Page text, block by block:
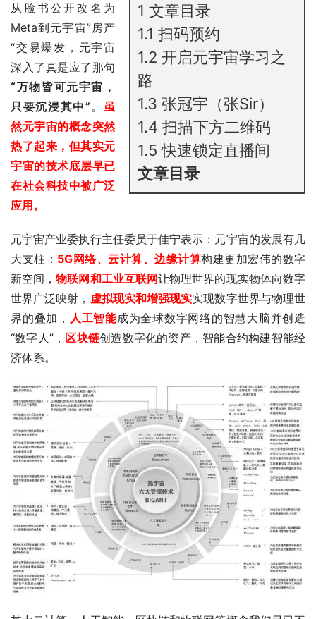
1 文章目录
1.1 扫码预约
1.2 开启元宇宙学习之
路
1.3 张冠宇（张Sir）
1.4 扫描下方二维码
1.5 快速锁定直播间
文章目录
从脸书公开改名为
Meta到元宇宙”房产
“交易爆发，元宇宙
深入了真是应了那句
“万物皆可元宇宙，
只要沉浸其中”。 虽
然元宇宙的概念突然
热了起来，但其实元
宇宙的技术底层早已
在社会科技中被广泛
应用。
元宇宙产业委执行主任委员于佳宁表示：元宇宙的发展有几
大支柱： 5G网络、云计算、边缘计算构建更加宏伟的数字
新空间，物联网和工业互联网让物理世界的现实物体向数字
世界广泛映射， 虚拟现实和增强现实实现数字世界与物理世
界的叠加， 人工智能成为全球数字网络的智慧大脑并创造
“数字人”， 区块链创造数字化的资产，智能合约构建智能经
济体系。